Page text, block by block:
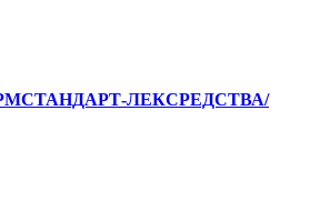
ЛЕКСРЕДСТВА/